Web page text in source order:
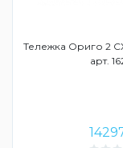
Тележка Ориго 2
арт.